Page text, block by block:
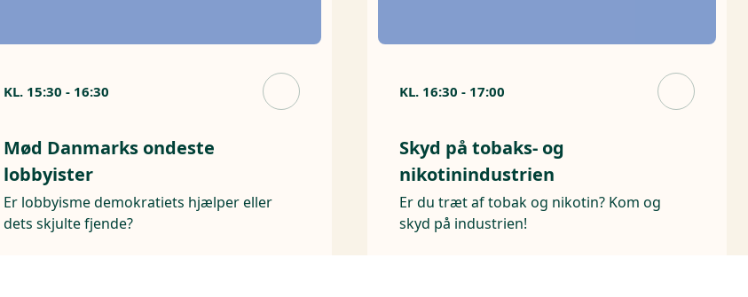
KL. 15:30 - 16:30
Mød Danmarks ondeste
lobbyister
Er lobbyisme demokratiets hjælper eller
dets skjulte fjende?
KL. 16:30 - 17:00
Skyd på tobaks- og
nikotinindustrien
Er du træt af tobak og nikotin? Kom og
skyd på industrien!